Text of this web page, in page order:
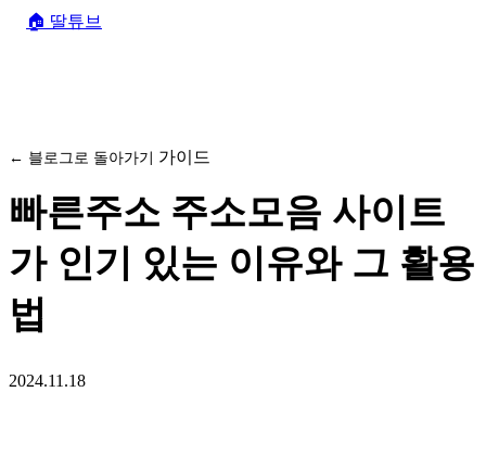
🏠 딸튜브
← 블로그로 돌아가기 가이드
빠른주소 주소모음 사이트
가 인기 있는 이유와 그 활용
법
2024.11.18